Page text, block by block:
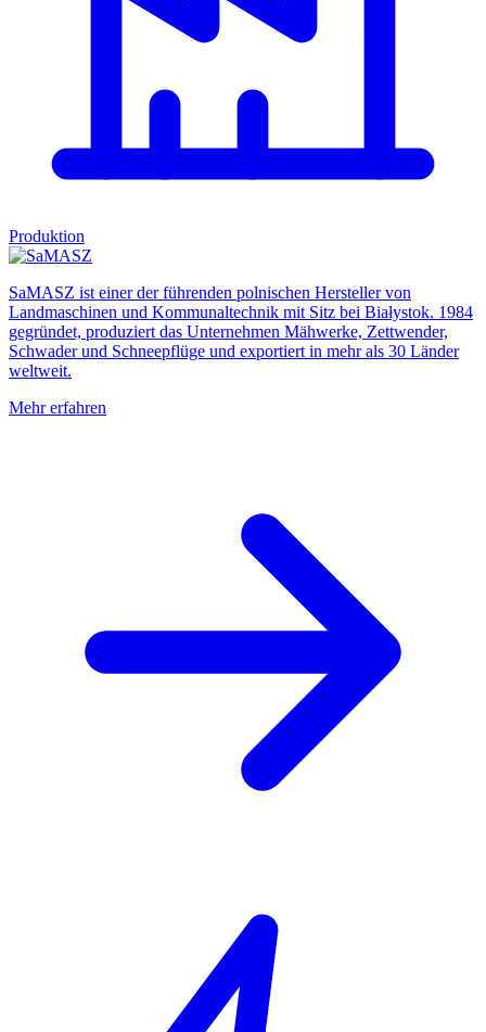
Produktion
SaMASZ ist einer der führenden polnischen Hersteller von
Landmaschinen und Kommunaltechnik mit Sitz bei Białystok. 1984
gegründet, produziert das Unternehmen Mähwerke, Zettwender,
Schwader und Schneepflüge und exportiert in mehr als 30 Länder
weltweit.
Mehr erfahren